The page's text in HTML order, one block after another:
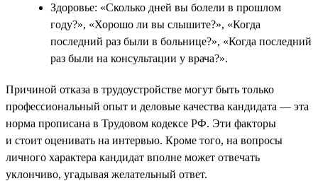
Здоровье: «Сколько дней вы болели в прошлом
году?», «Хорошо ли вы слышите?», «Когда
последний раз были в больнице?», «Когда последний
раз были на консультации у врача?».
Причиной отказа в трудоустройстве могут быть только
профессиональный опыт и деловые качества кандидата — эта
норма прописана в Трудовом кодексе РФ. Эти факторы
и стоит оценивать на интервью. Кроме того, на вопросы
личного характера кандидат вполне может отвечать
уклончиво, угадывая желательный ответ.